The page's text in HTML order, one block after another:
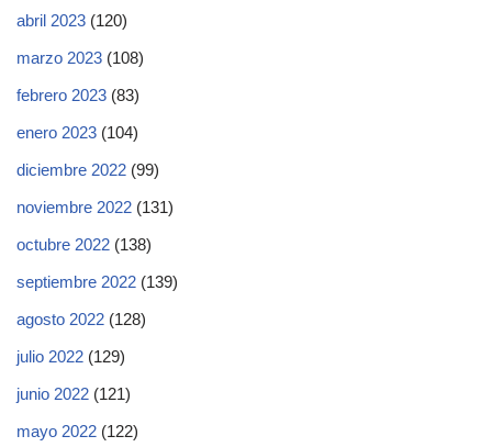
abril 2023 (120)
marzo 2023 (108)
febrero 2023 (83)
enero 2023 (104)
diciembre 2022 (99)
noviembre 2022 (131)
octubre 2022 (138)
septiembre 2022 (139)
agosto 2022 (128)
julio 2022 (129)
junio 2022 (121)
mayo 2022 (122)